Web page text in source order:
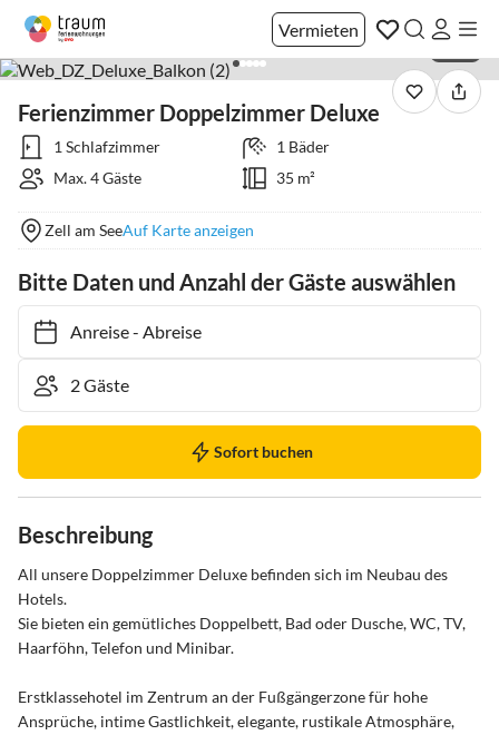
Vermieten
Ferienzimmer Doppelzimmer Deluxe
1 Schlafzimmer
1 Bäder
Max. 4 Gäste
35 m²
Zell am SeeAuf Karte anzeigen
Bitte Daten und Anzahl der Gäste auswählen
Anreise- Abreise
Sofort buchen
Beschreibung
All unsere Doppelzimmer Deluxe befinden sich im Neubau des
Hotels.
Sie bieten ein gemütliches Doppelbett, Bad oder Dusche, WC, TV,
Haarföhn, Telefon und Minibar.
Erstklassehotel im Zentrum an der Fußgängerzone für hohe
Ansprüche, intime Gastlichkeit, elegante, rustikale Atmosphäre,